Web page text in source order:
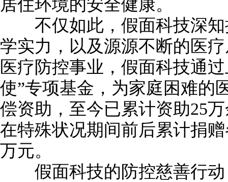
居住环境的安全健康。
不仅如此，假面科技深知
学实力，以及源源不断的医
医疗防控事业，假面科技通
使”专项基金，为家庭困难的
偿资助，至今已累计资助25
在特殊状况期间前后累计捐
万元。
假面科技的防控慈善行动